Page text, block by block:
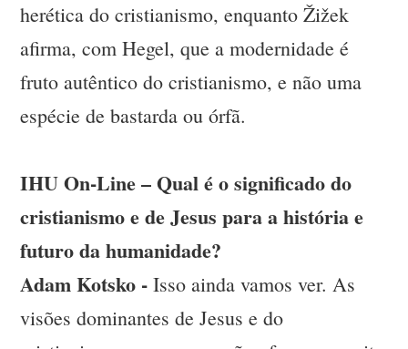
herética do cristianismo, enquanto Žižek
afirma, com Hegel, que a modernidade é
fruto autêntico do cristianismo, e não uma
espécie de bastarda ou órfã.
IHU On-Line – Qual é o significado do
cristianismo e de Jesus para a história e
futuro da humanidade?
Adam Kotsko -Isso ainda vamos ver. As
visões dominantes de Jesus e do